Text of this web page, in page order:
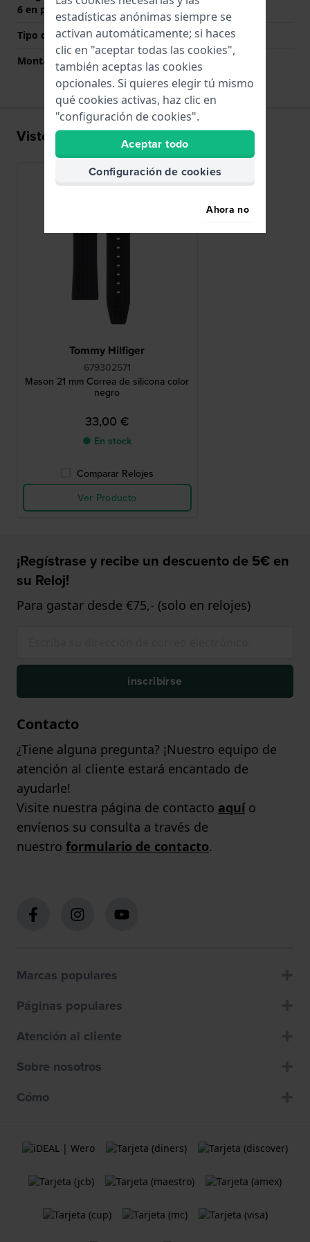
6 en punto (mm)
Tipo de montaje
Pasadores de resorte
Montaje Recto
Visto recientemente
Tommy Hilfiger
679302571
Mason 21 mm Correa de silicona color
negro
33,00 €
● En stock
Comparar Relojes
Ver Producto
¡Regístrase y recibe un descuento de 5€ en
su Reloj!
Para gastar desde €75,- (solo en relojes)
inscribirse
Contacto
¿Tiene alguna pregunta? ¡Nuestro equipo de
atención al cliente estará encantado de
ayudarle!
Visite nuestra página de contacto aquío
envíenos su consulta a través de
nuestro formulario de contacto.
Marcas populares
Páginas populares
Atención al cliente
Sobre nosotros
Cómo
estadísticas anónimas siempre se
activan automáticamente; si haces
clic en "aceptar todas las cookies",
también aceptas las cookies
opcionales. Si quieres elegir tú mismo
qué cookies activas, haz clic en
"configuración de cookies".
Aceptar todo
Configuración de cookies
Ahora no